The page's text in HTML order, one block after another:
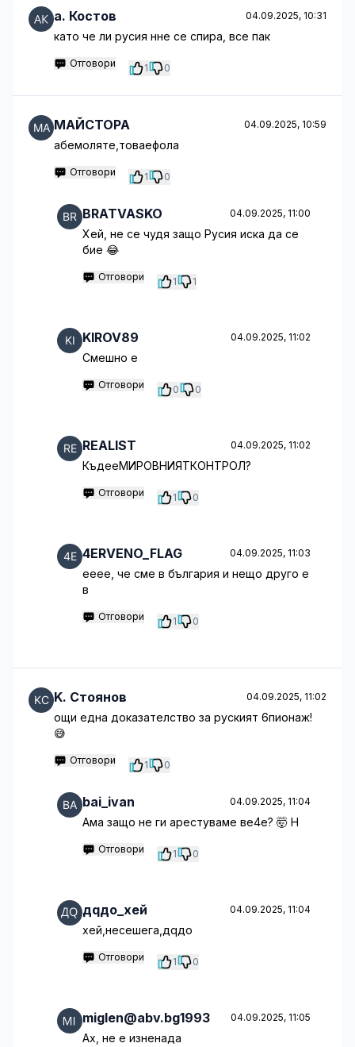
a. Костов 04.09.2025, 10:31
като че ли русия нне се спира, все пак
Отговори 1 0
МАЙСТОРА 04.09.2025, 10:59
абемоляте,товаефола
Отговори 1 0
BRATVASKO 04.09.2025, 11:00
Хей, не се чудя защо Русия иска да се
бие 😂
Отговори 1 1
KIROV89 04.09.2025, 11:02
Смешно е
Отговори 0 0
REALIST 04.09.2025, 11:02
КъдееМИРОВНИЯТКОНТРОЛ?
Отговори 1 0
4ERVENO_FLAG 04.09.2025, 11:03
eeeе, че сме в българия и нещо друго е
в
Отговори 1 0
K. Стоянов 04.09.2025, 11:02
ощи една доказателство за руският 6пионаж!
😅
Отговори 1 0
bai_ivan 04.09.2025, 11:04
Ама защо не ги арестуваме ве4е? 🤯 Н
Отговори 1 0
дqдо_хей 04.09.2025, 11:04
хей,несешега,дqдо
Отговори 1 0
miglen@abv.bg1993 04.09.2025, 11:05
Ах, не е изненада